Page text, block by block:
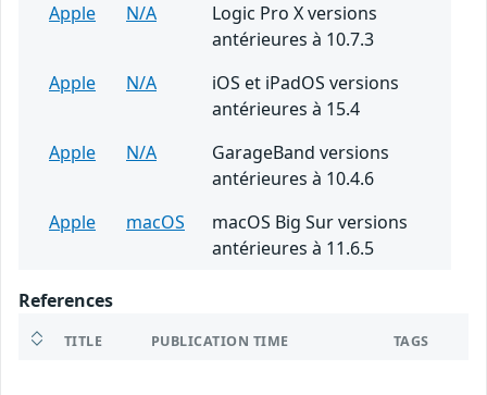
Apple
N/A
Logic Pro X versions
antérieures à 10.7.3
Apple
N/A
iOS et iPadOS versions
antérieures à 15.4
Apple
N/A
GarageBand versions
antérieures à 10.4.6
Apple
macOS
macOS Big Sur versions
antérieures à 11.6.5
References
TITLE PUBLICATION TIME TAGS